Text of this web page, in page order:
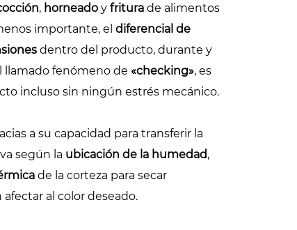
, horneadoy friturade alimentos
importante, el diferencial de
dentro del producto, durante y
llamado fenómeno de «checking», es
incluso sin ningún estrés mecánico.
a su capacidad para transferir la
según la ubicación de la humedad,
de la corteza para secar
al color deseado.